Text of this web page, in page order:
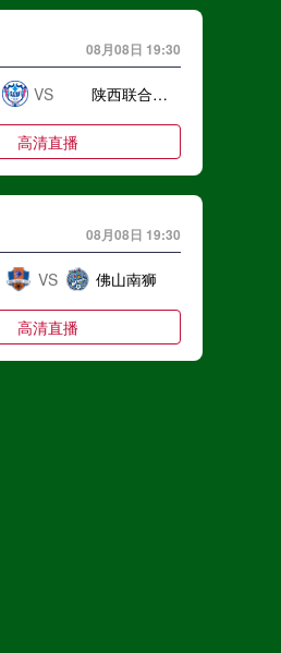
08月08日 19:30
VS 陕西联合月亮泊队
高清直播
08月08日 19:30
VS 佛山南狮
高清直播